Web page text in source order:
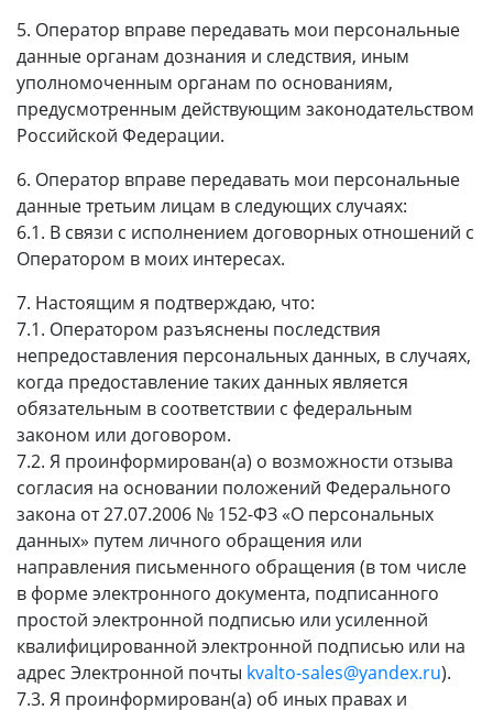
5. Оператор вправе передавать мои персональные
данные органам дознания и следствия, иным
уполномоченным органам по основаниям,
предусмотренным действующим законодательством
Российской Федерации.
6. Оператор вправе передавать мои персональные
данные третьим лицам в следующих случаях:
6.1. В связи с исполнением договорных отношений с
Оператором в моих интересах.
7. Настоящим я подтверждаю, что:
7.1. Оператором разъяснены последствия
непредоставления персональных данных, в случаях,
когда предоставление таких данных является
обязательным в соответствии с федеральным
законом или договором.
7.2. Я проинформирован(а) о возможности отзыва
согласия на основании положений Федерального
закона от 27.07.2006 № 152-ФЗ «О персональных
данных» путем личного обращения или
направления письменного обращения (в том числе
в форме электронного документа, подписанного
простой электронной подписью или усиленной
квалифицированной электронной подписью или на
адрес Электронной почты kvalto-sales@yandex.ru).
7.3. Я проинформирован(а) об иных правах и